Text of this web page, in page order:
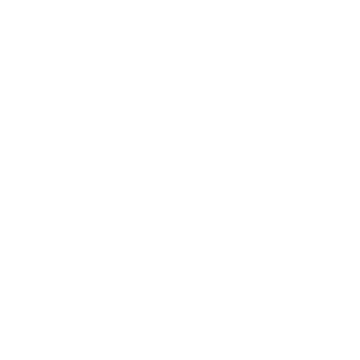
culpa de la repentina noticia. —¡Señorita!—
lugar se convencía más a sí misma que no estaba